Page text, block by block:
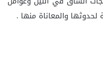
والمعاناة منها .